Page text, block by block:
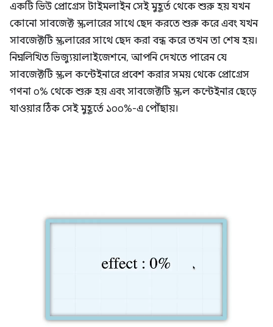
একটি ভিউ প্রোগ্রেস টাইমলাইন সেই মুহূর্ত থেকে শুরু হয় যখন
কোনো সাবজেক্ট স্ক্রলারের সাথে ছেদ করতে শুরু করে এবং যখন
সাবজেক্টটি স্ক্রলারের সাথে ছেদ করা বন্ধ করে তখন তা শেষ হয়।
নিম্নলিখিত ভিজ্যুয়ালাইজেশনে, আপনি দেখতে পারেন যে
সাবজেক্টটি স্ক্রল কন্টেইনারে প্রবেশ করার সময় থেকে প্রোগ্রেস
গণনা ০% থেকে শুরু হয় এবং সাবজেক্টটি স্ক্রল কন্টেইনার ছেড়ে
যাওয়ার ঠিক সেই মুহূর্তে ১০০%-এ পৌঁছায়।